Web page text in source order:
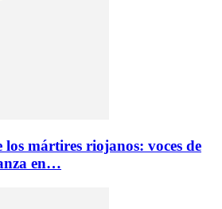
los mártires riojanos: voces de
en…